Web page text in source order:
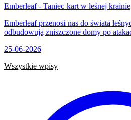
Emberleaf - Taniec kart w leśnej krainie
Emberleaf przenosi nas do świata
odbudowują zniszczone domy po
25-06-2026
Wszystkie wpisy